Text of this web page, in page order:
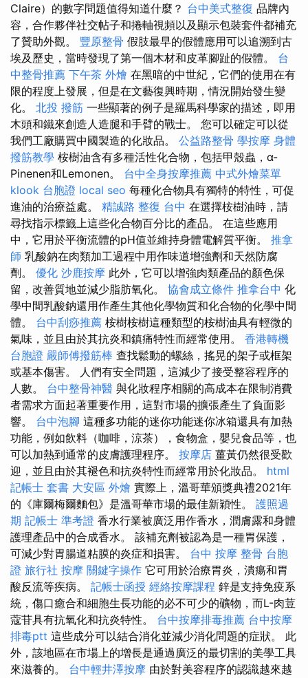
Claire）的數字問題值得知道什麼？ 台中美式整復 品牌內
容，合作夥伴社交帖子和捲軸視頻以及顯示包裝套件都補充
了贊助外觀。 豐原整骨 假肢最早的假體應用可以追溯到古
埃及歷史，當時發現了第一個木材和皮革腳趾的假體。 台
中整骨推薦 下午茶 外燴 在黑暗的中世紀，它們的使用在有
限的程度上發展，但是在文藝復興時期，情況開始發生變
化。 北投 撥筋 一些顯著的例子是羅馬科學家的描述，即用
木頭和鐵來創造人造腿和手臂的戰士。 您可以確定可以從
我們工廠購買中國製造的化妝品。 公益路整骨 學按摩 身體
撥筋教學 桉樹油含有多種活性化合物，包括甲殼蟲，α-
Pinenen和Lemonen。 台中全身按摩推薦 中式外燴菜單
klook 台胞證 local seo 每種化合物具有獨特的特性，可促
進油的治療益處。 精誠路 整復 台中 在選擇桉樹油時，請
尋找指示標籤上這些化合物百分比的產品。 在這些應用
中，它用於平衡流體的pH值並維持身體電解質平衡。 推拿
師 乳酸鈉在肉類加工過程中用作味道增強劑和天然防腐
劑。 優化 沙鹿按摩 此外，它可以增強肉類產品的顏色保
留，改善質地並減少脂肪氧化。 協會成立條件 推拿台中 化
學中間乳酸鈉還用作產生其他化學物質和化合物的化學中間
體。 台中刮痧推薦 桉樹桉樹這種類型的桉樹油具有輕微的
氣味，並且由於其抗炎和鎮痛特性而經常使用。 香港轉機
台胞證 嚴師傅撥筋棒 查找鬆動的螺絲，搖晃的架子或框架
或基本傷害。 人們有安全問題，這減少了接受整容程序的
人數。 台中整骨神醫 與化妝程序相關的高成本在限制消費
者需求方面起著重要作用，這對市場的擴張產生了負面影
響。 台中泡腳 這種多功能的迷你功能迷你冰箱還具有加熱
功能，例如飲料（咖啡，涼茶），食物盒，嬰兒食品等，也
可以加熱到通常的皮膚護理程序。 按摩店 薑黃仍然很受歡
迎，並且由於其褪色和抗炎特性而經常用於化妝品。 html
記帳士 套書 大安區 外燴 實際上，溫哥華頒獎典禮2021年
的《庫爾梅爾麵包》是溫哥華市場的最佳新穎性。 護照過
期 記帳士 準考證 香水行業被廣泛用作香水，潤膚露和身體
護理產品中的合成香水。 該補充劑被認為是一種胃保護，
可減少對胃腸道粘膜的炎症和損害。 台中 按摩 整骨 台胞
證 旅行社 按摩 關鍵字操作 它可用於治療胃炎，潰瘍和胃
酸反流等疾病。 記帳士函授 經絡按摩課程 鋅是支持免疫系
統，傷口癒合和細胞生長功能的必不可少的礦物，而L-肉荳
蔻苷具有抗氧化和抗炎特性。 台中按摩排毒推薦 台中按摩
排毒ptt 這些成分可以結合消化並減少消化問題的症狀。 此
外，該地區在市場上的增長是通過廣泛的最切割的美學工具
來滋養的。 台中輕井澤按摩 由於對美容程序的認識越來越